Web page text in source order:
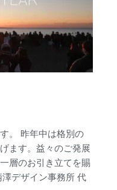
。 昨年中は格別の
ます。益々のご発展
層のお引き立てを賜
デザイン事務所 代